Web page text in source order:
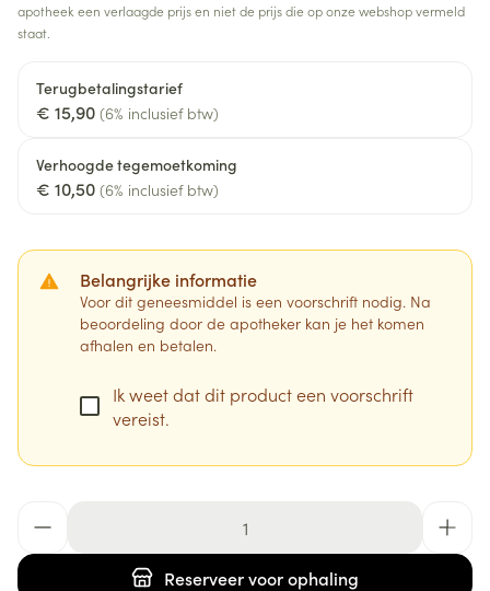
apotheek een verlaagde prijs en niet de prijs die op onze webshop vermeld
staat.
Terugbetalingstarief
€ 15,90 (6% inclusief btw)
Verhoogde tegemoetkoming
€ 10,50 (6% inclusief btw)
Belangrijke informatie
Voor dit geneesmiddel is een voorschrift nodig. Na
beoordeling door de apotheker kan je het komen
afhalen en betalen.
Ik weet dat dit product een voorschrift
vereist.
Reserveervoor ophaling